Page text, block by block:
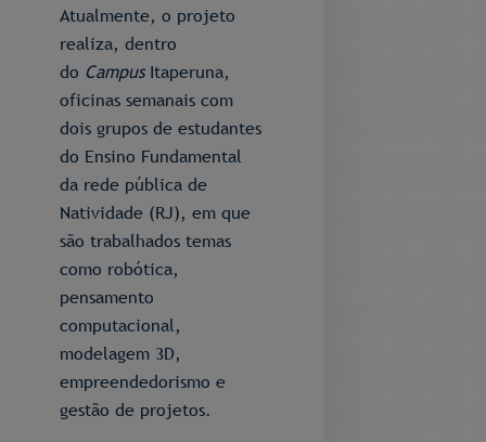
Atualmente, o projeto
realiza, dentro
do CampusItaperuna,
oficinas semanais com
dois grupos de estudantes
do Ensino Fundamental
da rede pública de
Natividade (RJ), em que
são trabalhados temas
como robótica,
pensamento
computacional,
modelagem 3D,
empreendedorismo e
gestão de projetos.